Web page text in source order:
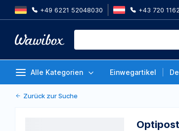
+49 6221 52048030 +43 720
Alle Kategorien Einwegartikel
Optipost Wurzelstift
Zurück zur Suche